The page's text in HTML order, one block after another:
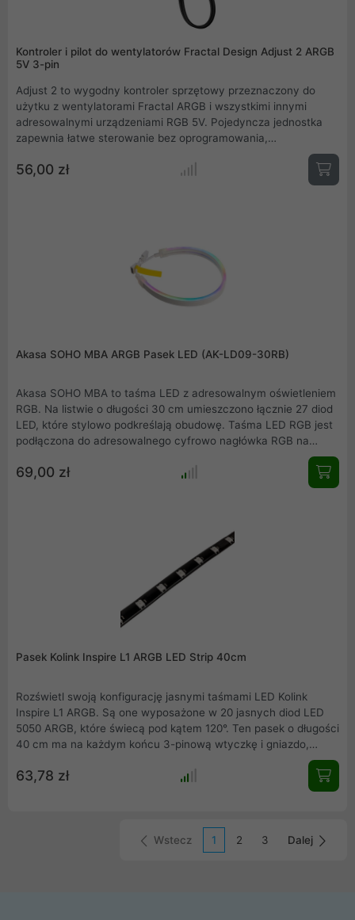
Kontroler i pilot do wentylatorów Fractal Design Adjust 2 ARGB
5V 3-pin
Adjust 2 to wygodny kontroler sprzętowy przeznaczony do
użytku z wentylatorami Fractal ARGB i wszystkimi innymi
adresowalnymi urządzeniami RGB 5V. Pojedyncza jednostka
zapewnia łatwe sterowanie bez oprogramowania,
wentylatorów, taśm LED i innych urządzeń ARGB połączonych
w łańcuch lub przy użyciu splittera Y. Intuicyjne sterowanie
56,00 zł
Akasa SOHO MBA ARGB Pasek LED (AK-LD09-30RB)
Akasa SOHO MBA to taśma LED z adresowalnym oświetleniem
RGB. Na listwie o długości 30 cm umieszczono łącznie 27 diod
LED, które stylowo podkreślają obudowę. Taśma LED RGB jest
podłączona do adresowalnego cyfrowo nagłówka RGB na
płycie głównej lub kontrolerze i może być synchronizowana z
innymi komponentami za pomocą oprogramowania sterującego
69,00 zł
Pasek Kolink Inspire L1 ARGB LED Strip 40cm
Rozświetl swoją konfigurację jasnymi taśmami LED Kolink
Inspire L1 ARGB. Są one wyposażone w 20 jasnych diod LED
5050 ARGB, które świecą pod kątem 120°. Ten pasek o długości
40 cm ma na każdym końcu 3-pinową wtyczkę i gniazdo,
dzięki czemu można połączyć kilka pasków w łańcuch. Listwę
można łatwo podłączyć do standardowych 3-pinowych złączy
na płycie głównej lub do kontrolera za pomocą dołączonego 3-
63,78 zł
Wstecz 1 2 3 Dalej